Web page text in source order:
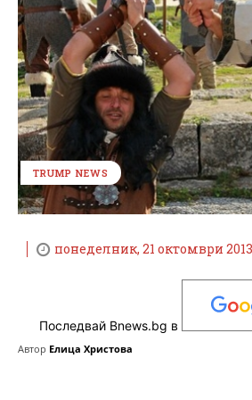
TRUMP NEWS
понеделник, 21 октомври 2013
Последвай Bnews.bg в
Автор Елица Христова